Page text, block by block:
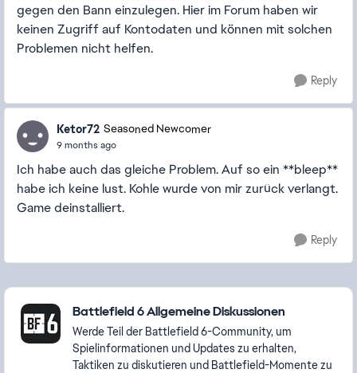
gegen den Bann einzulegen. Hier im Forum haben wir
keinen Zugriff auf Kontodaten und können mit solchen
Problemen nicht helfen.
Reply
Ketor72 Seasoned Newcomer
9 months ago
Ich habe auch das gleiche Problem. Auf so ein **bleep**
habe ich keine lust. Kohle wurde von mir zurück verlangt.
Game deinstalliert.
Reply
Featured Places
Battlefield 6 Allgemeine Diskussionen
Werde Teil der Battlefield 6-Community, um
Spielinformationen und Updates zu erhalten,
Taktiken zu diskutieren und Battlefield-Momente zu